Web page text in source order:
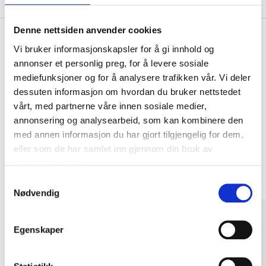
Denne nettsiden anvender cookies
Vi bruker informasjonskapsler for å gi innhold og
annonser et personlig preg, for å levere sosiale
mediefunksjoner og for å analysere trafikken vår. Vi deler
dessuten informasjon om hvordan du bruker nettstedet
vårt, med partnerne våre innen sosiale medier,
annonsering og analysearbeid, som kan kombinere den
med annen informasjon du har gjort tilgjengelig for dem,
eller som de har samlet inn gjennom din bruk av
Nødvendig
Egenskaper
Kjøp & Hent
Kjøp & Hent i ditt varehus.
Andre kunder har også kjøpt